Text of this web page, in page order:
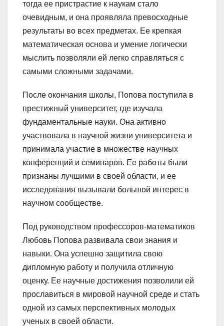
тогда ее пристрастие к наукам стало
очевидным, и она проявляла превосходные
результаты во всех предметах. Ее крепкая
математическая основа и умение логически
мыслить позволяли ей легко справляться с
самыми сложными задачами.
После окончания школы, Попова поступила в
престижный университет, где изучала
фундаментальные науки. Она активно
участвовала в научной жизни университета и
принимала участие в множестве научных
конференций и семинаров. Ее работы были
признаны лучшими в своей области, и ее
исследования вызывали большой интерес в
научном сообществе.
Под руководством профессоров-математиков
Любовь Попова развивала свои знания и
навыки. Она успешно защитила свою
дипломную работу и получила отличную
оценку. Ее научные достижения позволили ей
прославиться в мировой научной среде и стать
одной из самых перспективных молодых
ученых в своей области.